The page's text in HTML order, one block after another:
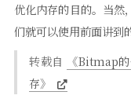
优化内存的目的。当
们就可以使用前面讲到
转载自
《Bitmap
存》